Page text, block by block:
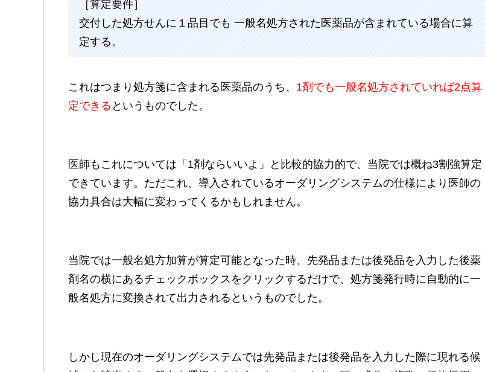
［算定要件］
交付した処方せんに１品目でも 一般名処方された医薬品が含まれている場合に算
定する。
これはつまり処方箋に含まれる医薬品のうち、 1剤でも一般名処方されていれば2点算
定できる というものでした。
医師もこれについては「1剤ならいいよ」と比較的協力的で、当院では概ね3割強算定
できています。ただこれ、導入されているオーダリングシステムの仕様により医師の
協力具合は大幅に変わってくるかもしれません。
当院では一般名処方加算が算定可能となった時、先発品または後発品を入力した後薬
剤名の横にあるチェックボックスをクリックするだけで、処方箋発行時に自動的に一
般名処方に変換されて出力されるというものでした。
しかし現在のオーダリングシステムでは先発品または後発品を入力した際に現れる候